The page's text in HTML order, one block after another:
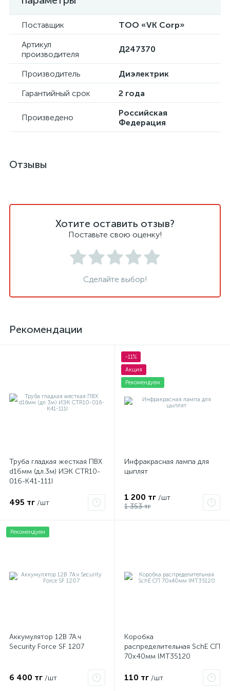
Поставщик
ТОО «VK Corp»
Артикул
производителя
Д247370
Производитель
Диэлектрик
Гарантийный срок
2 года
Произведено
Российская
Федерация
Отзывы
Хотите оставить отзыв?
Поставьте свою оценку!
Сделайте выбор!
Рекомендации
Труба гладкая жесткая ПВХ
d16мм (дл.3м) ИЭК CTR10-
016-K41-111I
495 тг /шт
-11%
Акция
Рекомендуем
Инфракрасная лампа для
цыплят
1 200 тг /шт
1 353 тг
Рекомендуем
Аккумулятор 12В 7А.ч
Security Force SF 1207
6 400 тг /шт
Коробка
распределительная SchE СП
70х40мм IMT35120
110 тг /шт